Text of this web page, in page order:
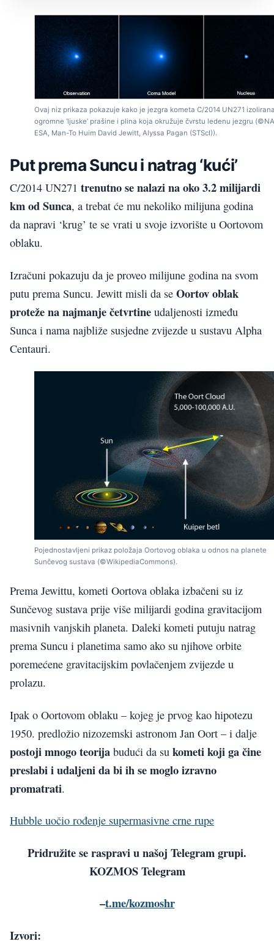
Ovaj niz prikaza pokazuje kako je jezgra kometa C/2014 UN271
ogromne ‘ljuske’ prašine i plina koja okružuje čvrstu ledenu jezgru
ESA, Man-To Huim David Jewitt, Alyssa Pagan (STScI)).
Put prema Suncu i natrag ‘kući’
C/2014 UN271 trenutno se nalazi na oko 3.2 milijardi
km od Sunca, a trebat će mu nekoliko milijuna godina
da napravi ‘krug’ te se vrati u svoje izvorište u Oortovom
oblaku.
Izračuni pokazuju da je proveo milijune godina na svom
putu prema Suncu. Jewitt misli da se Oortov oblak
proteže na najmanje četvrtine udaljenosti između
Sunca i nama najbliže susjedne zvijezde u sustavu Alpha
Centauri.
Pojednostavljeni prikaz položaja Oortovog oblaka u odnos na planete
Sunčevog sustava (©WikipediaCommons).
Prema Jewittu, kometi Oortova oblaka izbačeni su iz
Sunčevog sustava prije više milijardi godina gravitacijom
masivnih vanjskih planeta. Daleki kometi putuju natrag
prema Suncu i planetima samo ako su njihove orbite
poremećene gravitacijskim povlačenjem zvijezde u
prolazu.
Ipak o Oortovom oblaku – kojeg je prvog kao hipotezu
1950. predložio nizozemski astronom Jan Oort – i dalje
postoji mnogo teorija budući da su kometi koji ga čine
preslabi i udaljeni da bi ih se moglo izravno
promatrati.
Hubble uočio rođenje supermasivne crne rupe
Pridružite se raspravi u našoj Telegram grupi.
KOZMOS Telegram
–t.me/kozmoshr
Izvori: